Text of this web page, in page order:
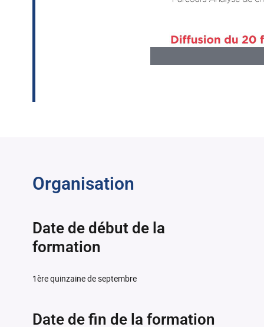
Organisation
Date de début de la
formation
1ère quinzaine de septembre
Date de fin de la formation